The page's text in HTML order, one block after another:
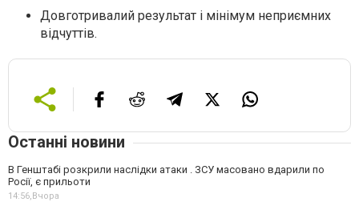
Довготривалий результат і мінімум неприємних
відчуттів.
Останні новини
В Генштабі розкрили наслідки атаки . ЗСУ масовано вдарили по
Росії, є прильоти
14:56,Вчора